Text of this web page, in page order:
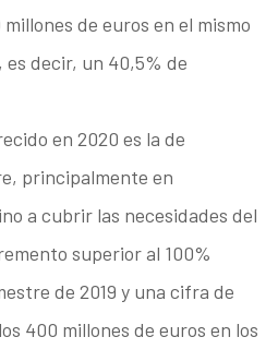
de euros en el mismo
es decir, un 40,5% de
en 2020 es la de
principalmente en
a cubrir las necesidades del
superior al 100%
de 2019 y una cifra de
400 millones de euros en los